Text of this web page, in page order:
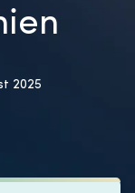
2025